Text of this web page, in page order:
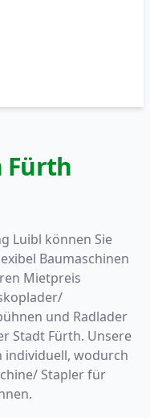
Fürth
Luibl können Sie
Baumaschinen
Mietpreis
und Radlader
Stadt Fürth. Unsere
individuell, wodurch
Stapler für